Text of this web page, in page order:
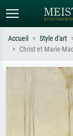
Recherchez par artiste,
ex. Monet, Nuit
impressionnisme,
Accueil Style d'art
Christ et Marie-